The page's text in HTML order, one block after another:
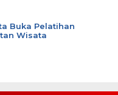
Buka Pelatihan
Wisata